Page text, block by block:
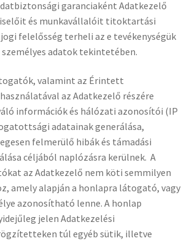
garanciaként Adatkezelő
és munkavállalóit titoktartási
felelősség terheli az e tevékenységük
adatok tekintetében.
valamint az Érintett
az Adatkezelő részére
információk és hálózati azonosítói (IP
adatainak generálása,
felmerülő hibák és támadási
céljából naplózásra kerülnek. A
az Adatkezelő nem köti semmilyen
amely alapján a honlapra látogató, vagy
azonosítható lenne. A honlap
jelen Adatkezelési
túl egyéb sütik, illetve